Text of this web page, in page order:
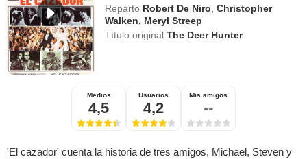
Reparto Robert De Niro ,Christopher
Walken
Meryl Streep
Título originalThe Deer Hunter
Medios
4,5
Usuarios
4,2
Mis amigos
--
'El cazador' cuenta la historia de tres amigos, Michael, Steven y